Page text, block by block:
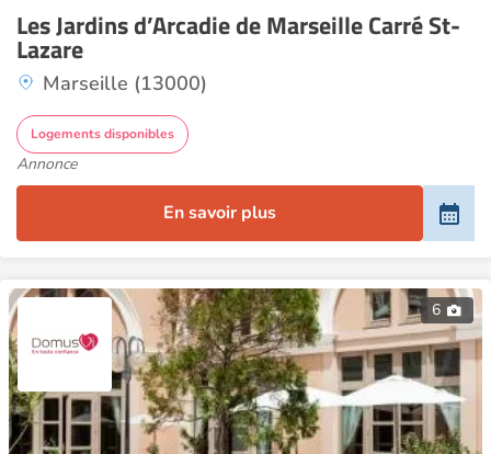
Les Jardins d’Arcadie de Marseille Carré St-
Lazare
Marseille (13000)
Logements disponibles
Annonce
En savoir plus
6